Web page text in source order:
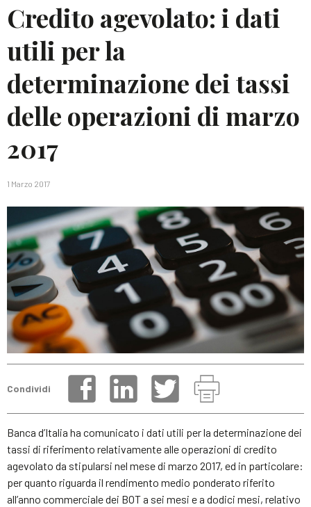
Credito agevolato: i dati
utili per la
determinazione dei tassi
delle operazioni di marzo
2017
1 Marzo 2017
Condividi
Banca d’Italia ha comunicato i dati utili per la determinazione dei
tassi di riferimento relativamente alle operazioni di credito
agevolato da stipularsi nel mese di marzo 2017, ed in particolare:
per quanto riguarda il rendimento medio ponderato riferito
all’anno commerciale dei BOT a sei mesi e a dodici mesi, relativo